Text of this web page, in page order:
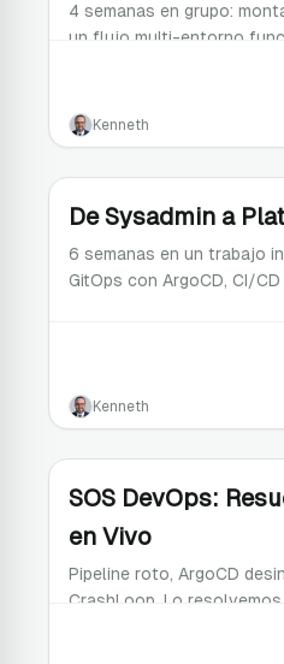
4 semanas en grupo:
un flujo multi-entorno
Kenneth
De Sysadmin a
6 semanas en un trabajo
GitOps con ArgoCD, CI/
Kenneth
SOS DevOps:
en Vivo
Pipeline roto, ArgoCD
CrashLoop. Lo